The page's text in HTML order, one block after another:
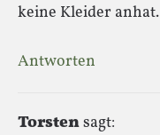
keine Kleider anhat.
Antworten
Torstensagt: